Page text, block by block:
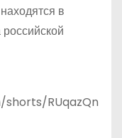
в
RUqazQn